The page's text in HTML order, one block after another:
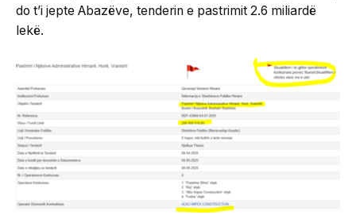
do t’i jepte Abazëve, tenderin e pastrimit 2.6 miliardë
lekë.